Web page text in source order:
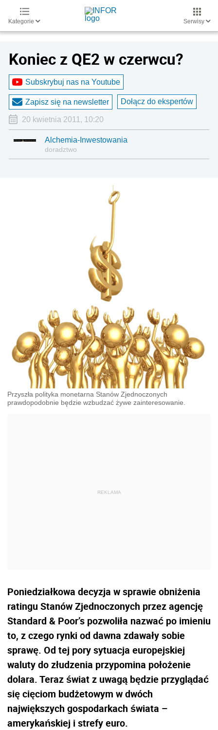
Kategorie Serwisy
Koniec z QE2 w czerwcu?
Subskrybuj nas na Youtube
Zapisz się na newsletter Dołącz do ekspertów
20 kwietnia 2011, 10:20
Alchemia-Inwestowania
doradztwo
Przyszła polityka monetarna Stanów Zjednoczonych
prawdopodobnie będzie wzbudzać żywe zainteresowanie.
Poniedziałkowa decyzja w sprawie obniżenia
ratingu Stanów Zjednoczonych przez agencję
Standard & Poor’s pozwoliła nazwać po imieniu
to, z czego rynki od dawna zdawały sobie
sprawę. Od tej pory sytuacja europejskiej
waluty do złudzenia przypomina położenie
dolara. Teraz świat z uwagą będzie przyglądać
się cięciom budżetowym w dwóch
największych gospodarkach świata –
amerykańskiej i strefy euro.